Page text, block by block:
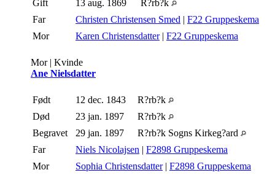
Gift
13 aug. 1869
R?rb?k
Far
Christen Christensen Smed | F22 Gruppeskema
Mor
Karen Christensdatter| F22 Gruppeskema
Mor | Kvinde
Ane Nielsdatter
Født 12 dec. 1843
R?rb?k
Død
23 jan. 1897
R?rb?k
Begravet
29 jan. 1897
R?rb?k Sogns Kirkeg?ard
Far
Niels Nicolajsen | F2898 Gruppeskema
Mor
Sophia Christensdatter| F2898 Gruppeskema